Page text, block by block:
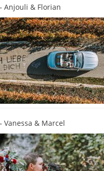
Anjouli & Florian
Vanessa & Marcel